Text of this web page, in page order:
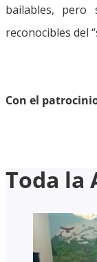
bailables, pero
reconocibles del
Con el
Toda la